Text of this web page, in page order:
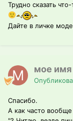
Трудно сказать
🙂
Дайте в личке
мое имя
Спасибо.
А как часто